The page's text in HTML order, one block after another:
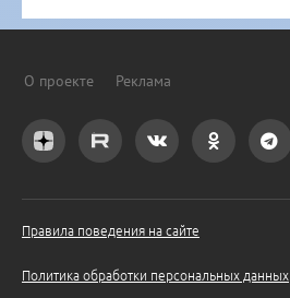
О проекте Реклама
Правила поведения на сайте
Политика обработки персональных данных